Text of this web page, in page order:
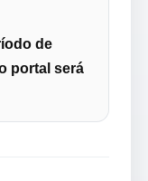
de
portal será